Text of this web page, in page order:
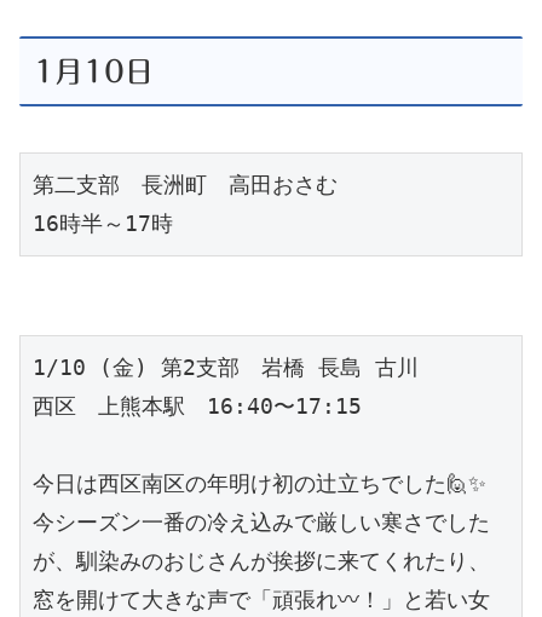
1月10日
第二支部　長洲町　高田おさむ
16時半～17時
1/10 (金) 第2支部　岩橋 長島 古川
西区　上熊本駅　16:40〜17:15
今日は西区南区の年明け初の辻立ちでした🙋✨
今シーズン一番の冷え込みで厳しい寒さでした
が、馴染みのおじさんが挨拶に来てくれたり、
窓を開けて大きな声で「頑張れ〰️！」と若い女